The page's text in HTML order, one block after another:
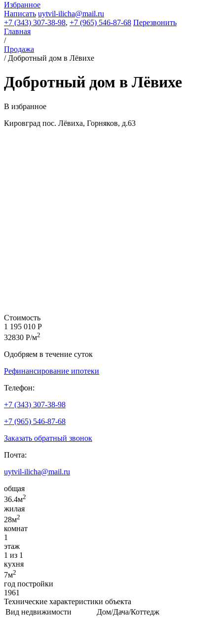
Избранное
Написать uytvil-ilicha@mail.ru
+7 (343) 307-38-98, +7 (965) 546-87-68 Перезвонить
Главная
/
Продажа
/ Добротный дом в Лёвихе
Добротный дом в Лёвихе
В избранное
Кировград пос. Лёвиха, Горняков, д.63
Стоимость
1 195 010 Р
32830 Р/м2
Одобряем в течение суток
Рефинансирование ипотеки
Телефон:
+7 (343) 307-38-98
+7 (965) 546-87-68
Заказать обратный звонок
Почта:
uytvil-ilicha@mail.ru
общая
36.4м2
жилая
28м2
комнат
1
этаж
1 из 1
кухня
7м2
год постройки
1961
Технические характеристики объекта
Вид недвижимости
Дом/Дача/Коттедж